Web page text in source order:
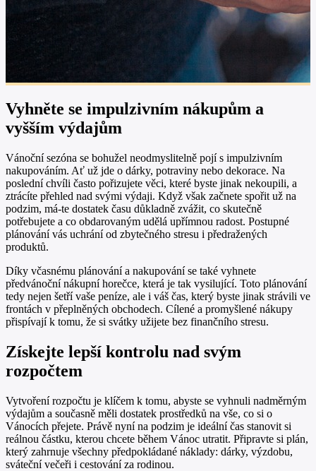
Vyhněte se impulzivním nákupům a
vyšším výdajům
Vánoční sezóna se bohužel neodmyslitelně pojí s impulzivním
nakupováním. Ať už jde o dárky, potraviny nebo dekorace. Na
poslední chvíli často pořizujete věci, které byste jinak nekoupili, a
ztrácíte přehled nad svými výdaji. Když však začnete spořit už na
podzim, má-te dostatek času důkladně zvážit, co skutečně
potřebujete a co obdarovaným udělá upřímnou radost. Postupné
plánování vás uchrání od zbytečného stresu i předražených
produktů.
Díky včasnému plánování a nakupování se také vyhnete
předvánoční nákupní horečce, která je tak vysilující. Toto plánování
tedy nejen šetří vaše peníze, ale i váš čas, který byste jinak strávili ve
frontách v přeplněných obchodech. Cílené a promyšlené nákupy
přispívají k tomu, že si svátky užijete bez finančního stresu.
Získejte lepší kontrolu nad svým
rozpočtem
Vytvoření rozpočtu je klíčem k tomu, abyste se vyhnuli nadměrným
výdajům a současně měli dostatek prostředků na vše, co si o
Vánocích přejete. Právě nyní na podzim je ideální čas stanovit si
reálnou částku, kterou chcete během Vánoc utratit. Připravte si plán,
který zahrnuje všechny předpokládané náklady: dárky, výzdobu,
sváteční večeři i cestování za rodinou.